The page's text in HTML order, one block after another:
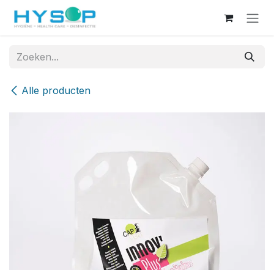
Overslaan naar inhoud
Alle producten